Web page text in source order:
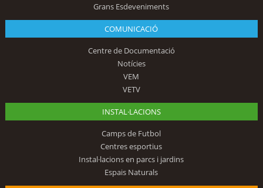
Grans Esdeveniments
COMUNICACIÓ
Centre de Documentació
Notícies
VEM
VETV
INSTAL·LACIONS
Camps de Futbol
Centres esportius
Instal·lacions en parcs i jardins
Espais Naturals